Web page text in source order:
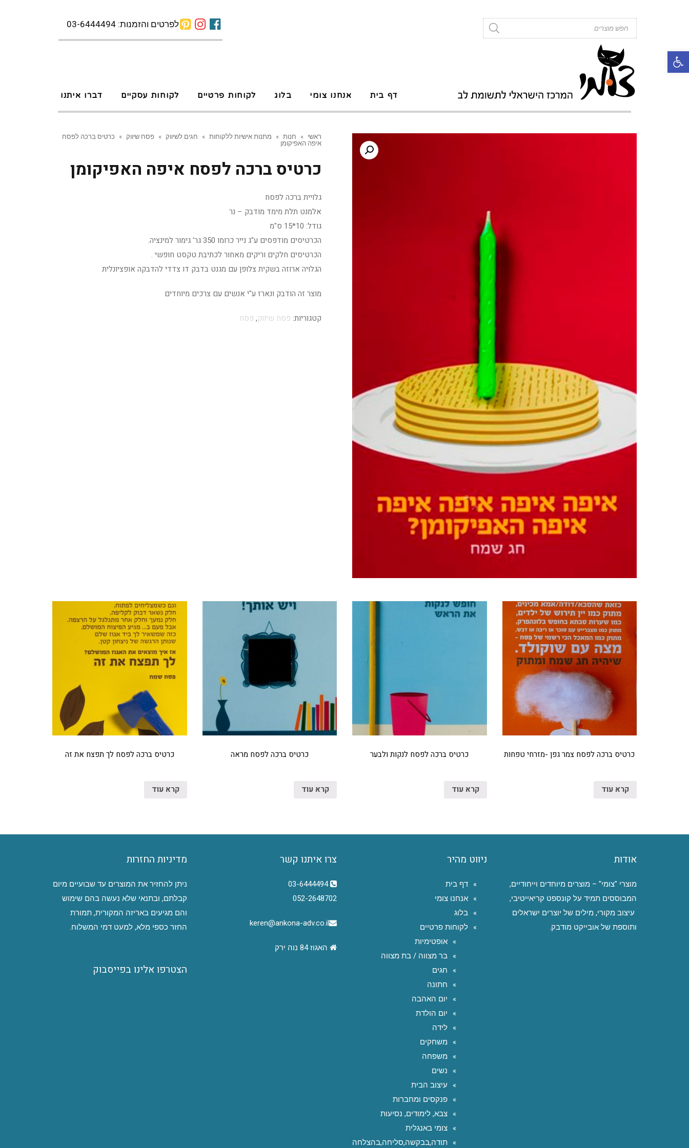
פתח סרגל נגישות
לפרטים והזמנות: 03-6444494
דף בית אנחנו צומי בלוג לקוחות פרטיים לקוחות עסקיים דברו איתנו
ראשי » חנות » מתנות אישיות ללקוחות » חגים לשיווק » פסח שיווק »
כרטיס ברכה לפסח
איפה האפיקומן
כרטיס ברכה לפסח איפה האפיקומן
גלויית ברכה לפסח
אלמנט תלת מימד מודבק – נר
גודל: 10*15 ס"מ
הכרטיסים מודפסים ע"ג נייר כרומו 350 גר' גימור למינציה.
הכרטיסים חלקים וריקים מאחור לכתיבת טקסט חופשי .
הגלויה ארוזה בשקית צלופן עם מגנט בדבק דו צדדי להדבקה אופציונלית
מוצר זה הודבק ונארז ע"י אנשים עם צרכים מיוחדים
קטגוריות: פסח שיווק, פסח
מוצרים קשורים
כרטיס ברכה לפסח צמר גפן -מזרחי טפחות
קרא עוד
כרטיס ברכה לפסח לנקות ולבער
קרא עוד
כרטיס ברכה לפסח מראה
קרא עוד
כרטיס ברכה לפסח לך תפצח את זה
קרא עוד
אודות
מוצרי "צומי" – מוצרים מיוחדים וייחודיים,
המבוססים תמיד על קונספט קריאייטיבי,
עיצוב מקורי, מילים של יוצרים ישראלים
ותוספת של אובייקט מודבק.
ניווט מהיר
דף בית
אנחנו צומי
בלוג
לקוחות פרטיים
אופטימיות
בר מצווה / בת מצווה
חגים
חתונה
יום האהבה
יום הולדת
לידה
משחקים
משפחה
נשים
עיצוב הבית
פנקסים ומחברות
צבא, לימודים, נסיעות
צומי באנגלית
תודה,בבקשה,סליחה,בהצלחה
צרו איתנו קשר
03-6444494
052-2648702
keren@ankona-adv.co.il
האגוז 84 נוה ירק
מדיניות החזרות
ניתן להחזיר את המוצרים עד שבועיים מיום
קבלתם, ובתנאי שלא נעשה בהם שימוש
והם מגיעים באריזה המקורית, תמורת
החזר כספי מלא, למעט דמי המשלוח.
הצטרפו אלינו בפייסבוק